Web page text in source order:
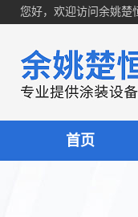
您好，欢迎访问余姚楚
首页